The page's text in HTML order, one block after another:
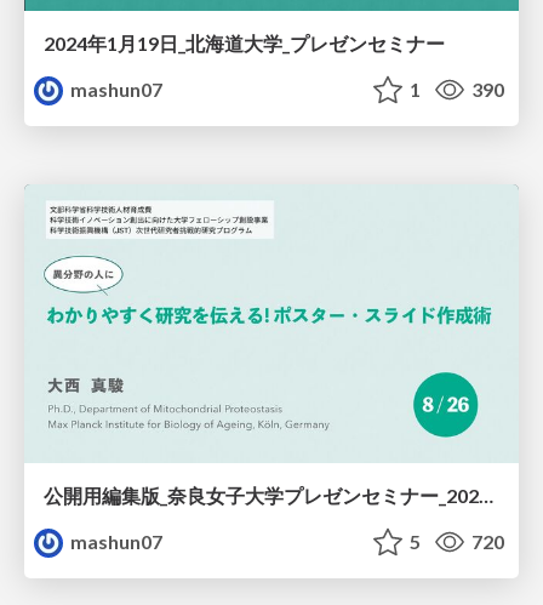
2024年1月19日_北海道大学_プレゼンセミナー
mashun07
1 390
mashun07
5 720